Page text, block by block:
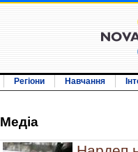
Регіони Навчання
Медiа